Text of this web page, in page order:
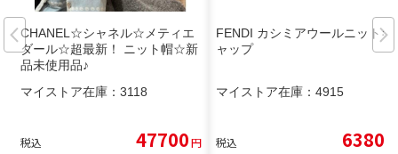
CHANEL☆シャネル☆メティエ
ダール☆超最新！ ニット帽☆新
品未使用品♪
マイストア在庫： 3118
税込 47700円
FENDI カシミアウールニットキ
ャップ
マイストア在庫： 4915
税込 6380